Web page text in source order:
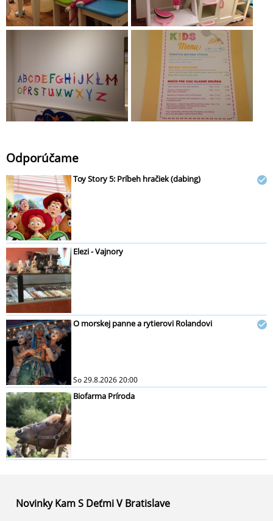
Odporúčame
Toy Story 5: Príbeh hračiek (dabing)
Elezi - Vajnory
O morskej panne a rytierovi Rolandovi
So 29.8.2026 20:00
Biofarma Príroda
Novinky Kam S Deťmi V Bratislave